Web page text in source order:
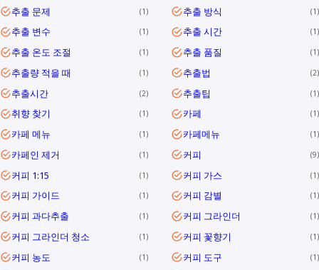
추출 문제 1 추출 방식 1
추출 변수 1 추출 시간 1
추출 온도 조절 1 추출 품질 1
추출량 적을 때 1 추출법 2
추출시간 2 추출팁 1
취향 찾기 1 카페 1
카페 메뉴 1 카페메뉴 1
카페인 제거 1 커피 9
커피 1:15 1 커피 가스 1
커피 가이드 1 커피 감별 1
커피 과다추출 1 커피 그라인더 1
커피 그라인더 청소 1 커피 꽃향기 1
커피 농도 1 커피 도구 1